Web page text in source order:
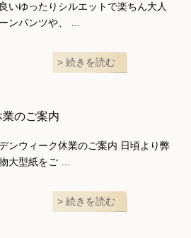
いゆったりシルエットで楽ちん大人
ンパンツや、 …
続きを読む
のご案内
ンウィーク休業のご案内 日頃より弊
大型紙をご …
続きを読む